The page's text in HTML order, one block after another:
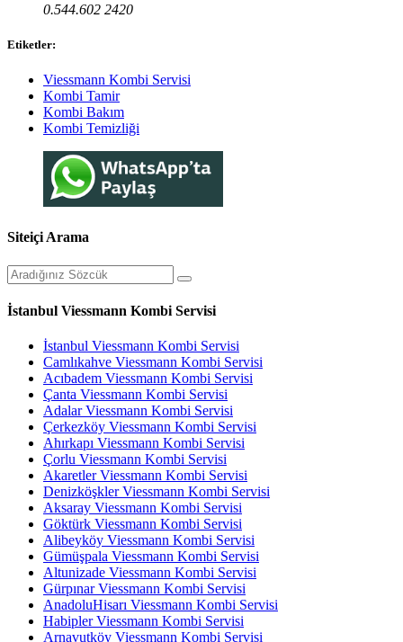
0.544.602 2420
Etiketler:
Viessmann Kombi Servisi
Kombi Tamir
Kombi Bakım
Kombi Temizliği
Siteiçi Arama
İstanbul Viessmann Kombi Servisi
İstanbul Viessmann Kombi Servisi
Camlıkahve Viessmann Kombi Servisi
Acıbadem Viessmann Kombi Servisi
Çanta Viessmann Kombi Servisi
Adalar Viessmann Kombi Servisi
Çerkezköy Viessmann Kombi Servisi
Ahırkapı Viessmann Kombi Servisi
Çorlu Viessmann Kombi Servisi
Akaretler Viessmann Kombi Servisi
Denizköşkler Viessmann Kombi Servisi
Aksaray Viessmann Kombi Servisi
Göktürk Viessmann Kombi Servisi
Alibeyköy Viessmann Kombi Servisi
Gümüşpala Viessmann Kombi Servisi
Altunizade Viessmann Kombi Servisi
Gürpınar Viessmann Kombi Servisi
AnadoluHisarı Viessmann Kombi Servisi
Habipler Viessmann Kombi Servisi
Arnavutköy Viessmann Kombi Servisi